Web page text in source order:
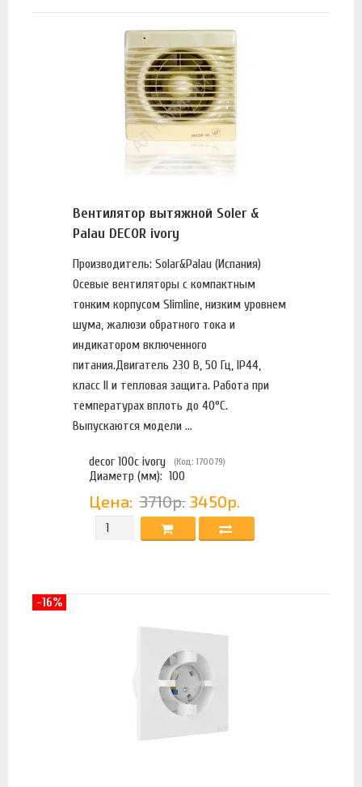
Вентилятор вытяжной Soler &
Palau DECOR ivory
Производитель: Solar&Palau (Испания)
Осевые вентиляторы с компактным
тонким корпусом Slimline, низким уровнем
шума, жалюзи обратного тока и
индикатором включенного
питания.Двигатель 230 В, 50 Гц, IP44,
класс II и тепловая защита. Работа при
температурах вплоть до 40°C.
Выпускаются модели ...
decor 100c ivory (Код: 170079)
Диаметр (мм): 100
Цена: 3710р. 3450р.
-16%